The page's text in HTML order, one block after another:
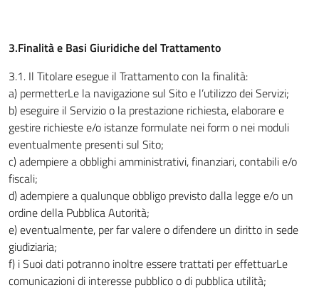
3.Finalità e Basi Giuridiche del Trattamento
3.1. Il Titolare esegue il Trattamento con la finalità:
a) permetterLe la navigazione sul Sito e l’utilizzo dei Servizi;
b) eseguire il Servizio o la prestazione richiesta, elaborare e
gestire richieste e/o istanze formulate nei form o nei moduli
eventualmente presenti sul Sito;
c) adempiere a obblighi amministrativi, finanziari, contabili e/o
fiscali;
d) adempiere a qualunque obbligo previsto dalla legge e/o un
ordine della Pubblica Autorità;
e) eventualmente, per far valere o difendere un diritto in sede
giudiziaria;
f) i Suoi dati potranno inoltre essere trattati per effettuarLe
comunicazioni di interesse pubblico o di pubblica utilità;